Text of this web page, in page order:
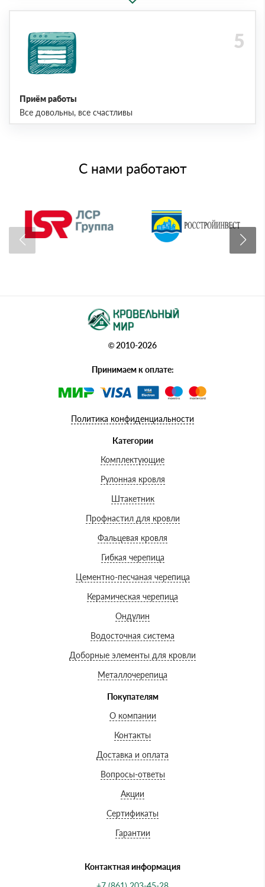
Приём работы
Все довольны, все счастливы
С нами работают
© 2010-2026
Принимаем к оплате:
Политика конфиденциальности
Категории
Комплектующие
Рулонная кровля
Штакетник
Профнастил для кровли
Фальцевая кровля
Гибкая черепица
Цементно-песчаная черепица
Керамическая черепица
Ондулин
Водосточная система
Доборные элементы для кровли
Металлочерепица
Покупателям
О компании
Контакты
Доставка и оплата
Вопросы-ответы
Акции
Сертификаты
Гарантии
Контактная информация